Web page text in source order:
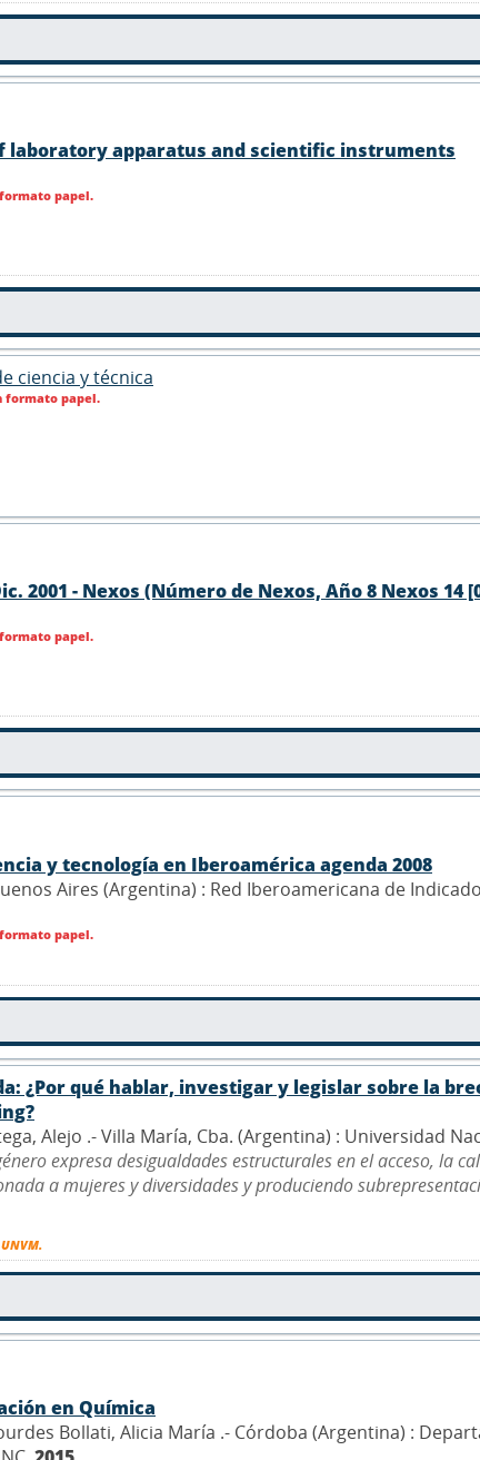
laboratory apparatus and scientific instruments
papel.
ciencia y técnica
formato papel.
2001 - Nexos (Número de Nexos, Año 8 Nexos 14
papel.
y tecnología en Iberoamérica agenda 2008
Aires (Argentina) : Red Iberoamericana de
papel.
¿Por qué hablar, investigar y legislar sobre la
Alejo .- Villa María, Cba. (Argentina) : Universidad
expresa desigualdades estructurales en el acceso, la
a mujeres y diversidades y produciendo
en Química
Bollati, Alicia María .- Córdoba (Argentina) :